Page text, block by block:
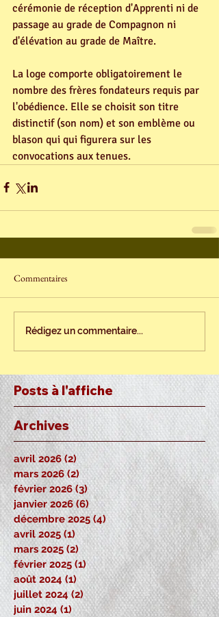
cérémonie de réception d'Apprenti ni de
passage au grade de Compagnon ni
d'élévation au grade de Maître.
La loge comporte obligatoirement le
nombre des frères fondateurs requis par
l'obédience. Elle se choisit son titre
distinctif (son nom) et son emblème ou
blason qui qui figurera sur les
convocations aux tenues.
Commentaires
Rédigez un commentaire...
Posts à l'affiche
Archives
avril 2026 (2)2 posts
mars 2026 (2)2 posts
février 2026 (3)3 posts
janvier 2026 (6)6 posts
décembre 2025 (4)4 posts
avril 2025 (1)1 post
mars 2025 (2)2 posts
février 2025 (1)1 post
août 2024 (1) 1 post
juillet 2024 (2)2 posts
juin 2024 (1)1 post